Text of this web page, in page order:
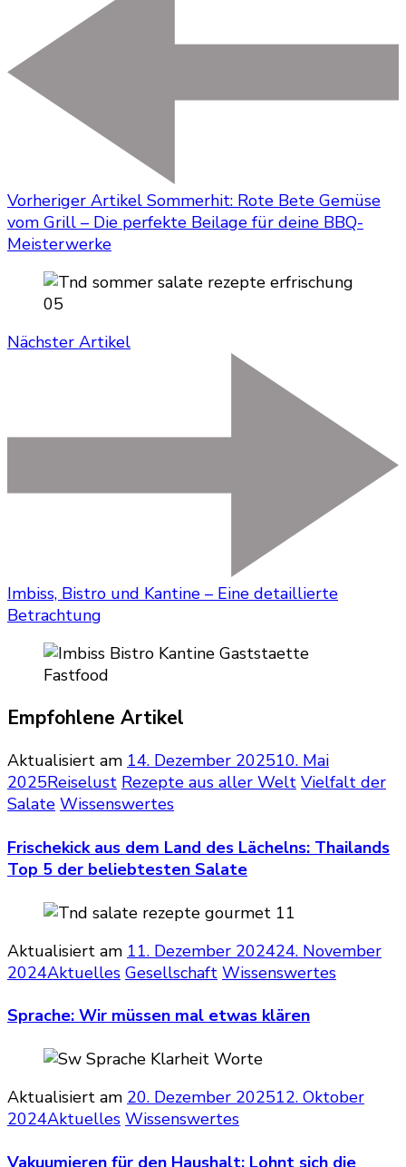
Vorheriger Artikel Sommerhit: Rote Bete Gemüse
vom Grill – Die perfekte Beilage für deine BBQ-
Meisterwerke
Nächster Artikel
Imbiss, Bistro und Kantine – Eine detaillierte
Betrachtung
Empfohlene Artikel
Aktualisiert am 14. Dezember 202510. Mai
2025Reiselust Rezepte aus aller Welt Vielfalt der
Salate Wissenswertes
Frischekick aus dem Land des Lächelns: Thailands
Top 5 der beliebtesten Salate
Aktualisiert am 11. Dezember 202424. November
2024Aktuelles Gesellschaft Wissenswertes
Sprache: Wir müssen mal etwas klären
Aktualisiert am 20. Dezember 202512. Oktober
2024Aktuelles Wissenswertes